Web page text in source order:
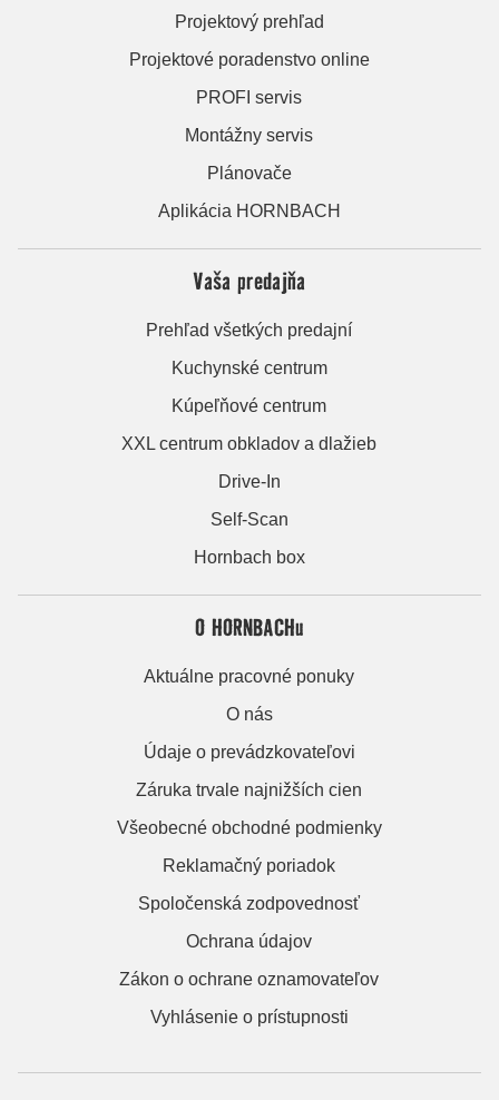
Projektový prehľad
Projektové poradenstvo online
PROFI servis
Montážny servis
Plánovače
Aplikácia HORNBACH
Vaša predajňa
Prehľad všetkých predajní
Kuchynské centrum
Kúpeľňové centrum
XXL centrum obkladov a dlažieb
Drive-In
Self-Scan
Hornbach box
O HORNBACHu
Aktuálne pracovné ponuky
O nás
Údaje o prevádzkovateľovi
Záruka trvale najnižších cien
Všeobecné obchodné podmienky
Reklamačný poriadok
Spoločenská zodpovednosť
Ochrana údajov
Zákon o ochrane oznamovateľov
Vyhlásenie o prístupnosti